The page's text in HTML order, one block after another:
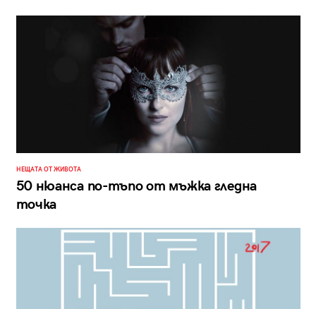
НЕЩАТА ОТ ЖИВОТА
50 нюанса по-тъпо от мъжка гледна
точка